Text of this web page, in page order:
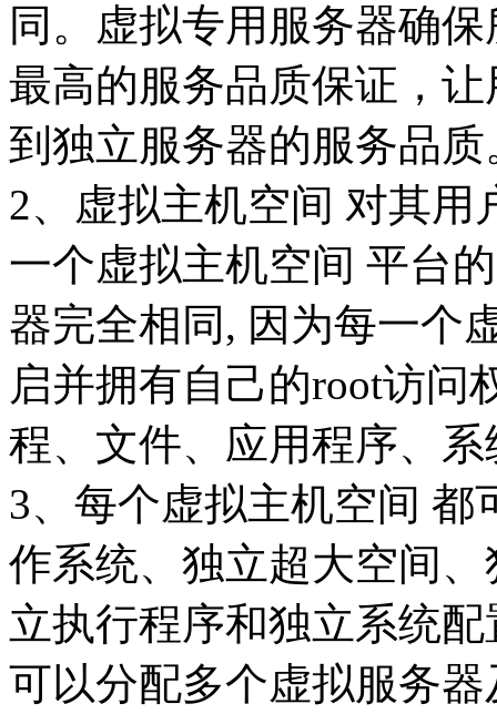
同。虚拟专用服务器确
最高的服务品质保证，
到独立服务器的服务品质
2、虚拟主机空间 对其用
一个虚拟主机空间 平台
器完全相同, 因为每一个
启并拥有自己的root访问
程、文件、应用程序、
3、每个虚拟主机空间 都
作系统、独立超大空间
立执行程序和独立系统
可以分配多个虚拟服务